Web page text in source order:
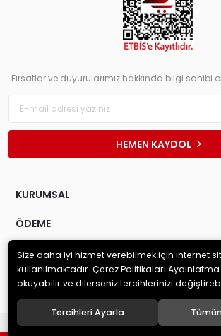
Fırsatlar ve duyurularımız hakkında bilgi sahibi
HEMEN KAYDOL
KURUMSAL
ÖDEME
İLETİŞİM
© 2020 Akyol Ticaret Değ. Lev. Ltd. Şti. Tüm
Yeni Nesil E-Ticaret Sistemleri ile
Size daha iyi hizmet verebilmek için internet
kullanılmaktadır. Çerez Politikaları Aydınlatma
okuyabilir ve dilerseniz tercihlerinizi
Tercihleri Ayarla